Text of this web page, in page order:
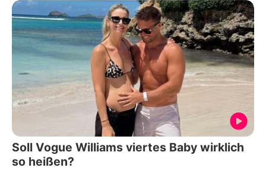
Soll Vogue Williams viertes Baby wirklich
so heißen?